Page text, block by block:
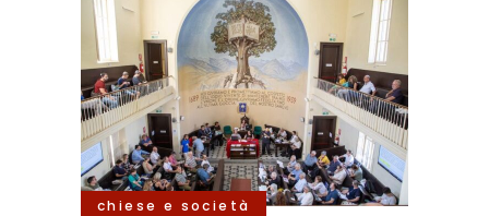
chiese e società